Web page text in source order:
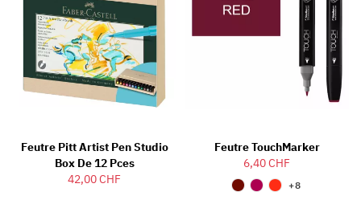
Feutre Pitt Artist Pen Studio
Box De 12 Pces
42,00 CHF
Feutre TouchMarker
6,40 CHF
+8